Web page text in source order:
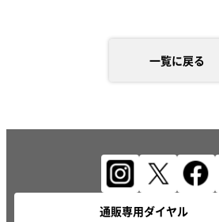
一覧に戻る
通販専用ダイヤル